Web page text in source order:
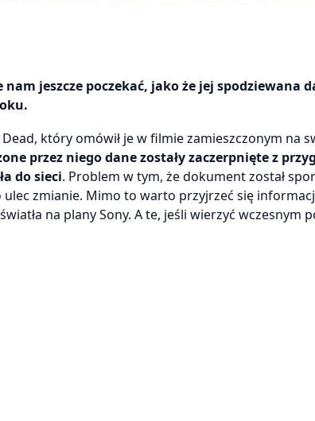
jeszcze poczekać, jako że jej spodziewana
który omówił je w filmie zamieszczonym na
przez niego dane zostały zaczerpnięte z
do sieci. Problem w tym, że dokument został
zmianie. Mimo to warto przyjrzeć się
na plany Sony. A te, jeśli wierzyć wczesnym